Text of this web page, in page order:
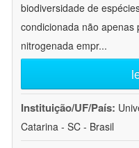
biodiversidade de
condicionada não apenas
nitrogenada empr...
Instituição/UF/País:
Catarina - SC - Brasil